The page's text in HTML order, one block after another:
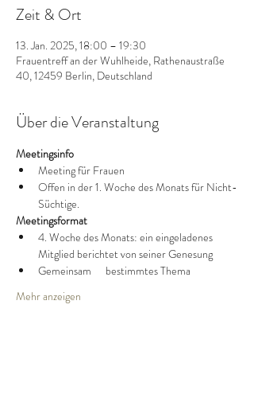
Zeit & Ort
13. Jan. 2025, 18:00 – 19:30
Frauentreff an der Wuhlheide, Rathenaustraße
40, 12459 Berlin, Deutschland
Über die Veranstaltung
Meetingsinfo
Meeting für Frauen
Offen in der 1. Woche des Monats für Nicht-
Süchtige.
Meetingsformat
4. Woche des Monats: ein eingeladenes
Mitglied berichtet von seiner Genesung
Gemeinsam      bestimmtes Thema
Mehr anzeigen